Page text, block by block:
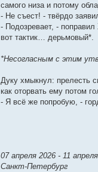
самого низа и потому
- Не съест! - твёрдо
- Подозревает, -
вот тактик… дерьмовый*.
*Несогласным с этим
Дуку хмыкнул: прелесть
как оторвать ему потом
- Я всё же попробую, -
07 апреля 2026 - 11
Санкт-Петербург